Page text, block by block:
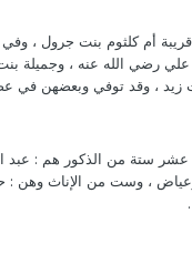
قريبة أم كلثوم بنت جرول ، وفي
رضي الله عنه ، وجميلة
زيد ، وقد توفي وبعضهن في
عشر ستة من الذكور هم : عبد
، وست من الإناث وهن :